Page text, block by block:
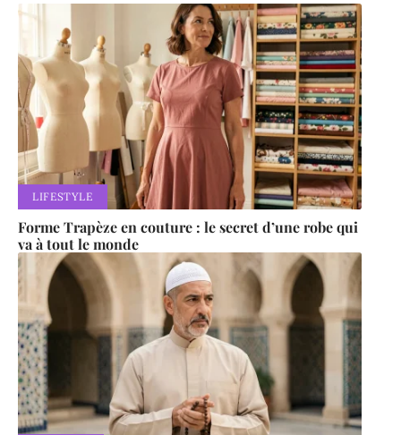
LIFESTYLE
Forme Trapèze en couture : le secret d’une robe qui
va à tout le monde